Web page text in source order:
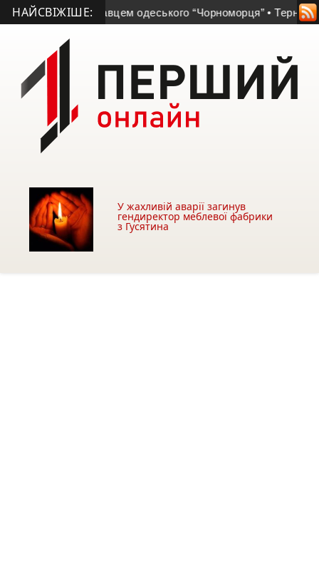
НАЙСВІЖІШЕ:
із гравцем одеського “Чорноморця” • Тернопільський
У жахливій аварії загинув
гендиректор меблевої фабрики
з Гусятина